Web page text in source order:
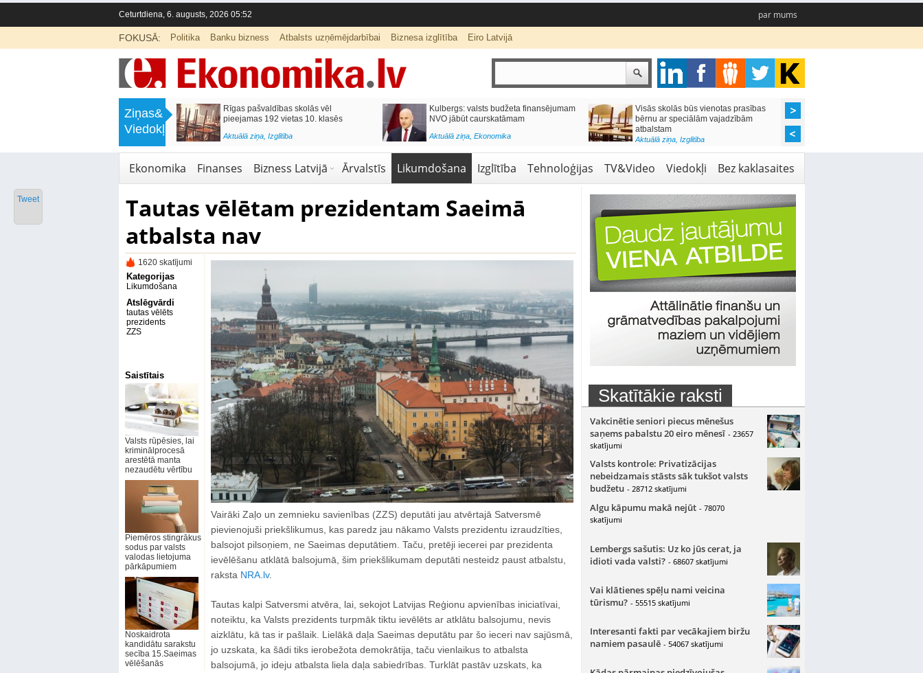
Ceturtdiena, 6. augusts, 2026 05:52 par mums
FOKUSĀ: Politika Banku bizness Atbalsts uzņēmējdarbībai Biznesa izglītība Eiro Latvijā
Ziņas&
Viedokļi
Mēneša laikā degvielas cenas
Rīgas pašvaldības skolās vēl
pieejamas 192 vietas 10. klasēs
Aktuālā ziņa, Izglītība
Kulbergs: valsts budžeta finansējumam
NVO jābūt caurskatāmam
Aktuālā ziņa, Ekonomika
Visās skolās būs vienotas prasības
bērnu ar speciālām vajadzībām
atbalstam
Aktuālā ziņa, Izglītība
Ekonomika Finanses Bizness Latvijā Ārvalstīs Likumdošana Izglītība Tehnoloģijas TV&Video Viedokļi Bez kaklasaites
Tautas vēlētam prezidentam Saeimā
atbalsta nav
1620 skatījumi
Kategorijas
Likumdošana
Atslēgvārdi
tautas vēlēts
prezidents
ZZS
Saistītais
Valsts rūpēsies, lai
kriminālprocesā
arestētā manta
nezaudētu vērtību
Piemēros stingrākus
sodus par valsts
valodas lietojuma
pārkāpumiem
Noskaidrota
kandidātu sarakstu
secība 15.Saeimas
vēlēšanās
Vairāki Zaļo un zemnieku savienības (ZZS) deputāti jau atvērtajā Satversmē
pievienojuši priekšlikumus, kas paredz jau nākamo Valsts prezidentu izraudzīties,
balsojot pilsoņiem, ne Saeimas deputātiem. Taču, pretēji iecerei par prezidenta
ievēlēšanu atklātā balsojumā, šim priekšlikumam deputāti nesteidz paust atbalstu,
raksta NRA.lv.
Tautas kalpi Satversmi atvēra, lai, sekojot Latvijas Reģionu apvienības iniciatīvai,
noteiktu, ka Valsts prezidents turpmāk tiktu ievēlēts ar atklātu balsojumu, nevis
aizklātu, kā tas ir pašlaik. Lielākā daļa Saeimas deputātu par šo ieceri nav sajūsmā,
jo uzskata, ka šādi tiks ierobežota demokrātija, taču vienlaikus to atbalsta
balsojumā, jo ideju atbalsta liela daļa sabiedrības. Turklāt pastāv uzskats, ka
Skatītākie raksti
Vakcinētie seniori piecus mēnešus
saņems pabalstu 20 eiro mēnesī - 23657
skatījumi
Valsts kontrole: Privatizācijas
nebeidzamais stāsts sāk tukšot valsts
budžetu - 28712 skatījumi
Algu kāpumu makā nejūt - 78070
skatījumi
Lembergs sašutis: Uz ko jūs cerat, ja
idioti vada valsti? - 68607 skatījumi
Vai klātienes spēļu nami veicina
tūrismu? - 55515 skatījumi
Interesanti fakti par vecākajiem biržu
namiem pasaulē - 54067 skatījumi
Tweet